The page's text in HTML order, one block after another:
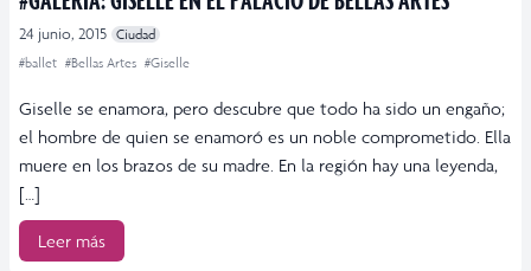
24 junio, 2015 Ciudad
#ballet #Bellas Artes #Giselle
Giselle se enamora, pero descubre que todo ha sido un engaño;
el hombre de quien se enamoró es un noble comprometido. Ella
muere en los brazos de su madre. En la región hay una leyenda,
[…]
Leer más